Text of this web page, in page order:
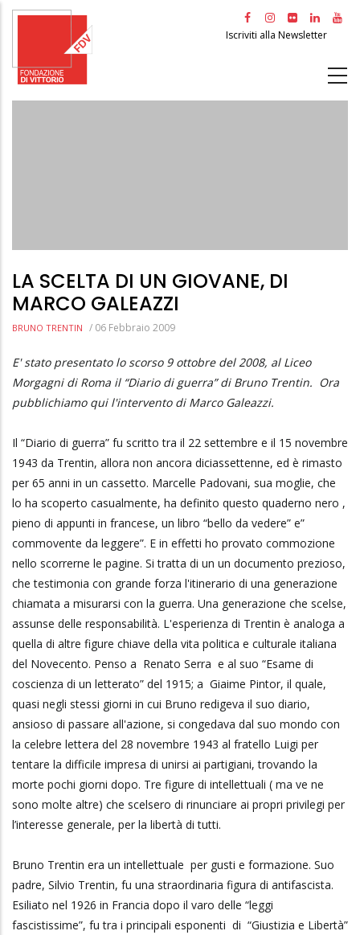
Salta
principale
Iscriviti alla Newsletter
LA SCELTA DI UN GIOVANE, DI
MARCO GALEAZZI
BRUNO TRENTIN / 06 Febbraio 2009
E' stato presentato lo scorso 9 ottobre del 2008, al Liceo
Morgagni di Roma il “Diario di guerra” di Bruno Trentin. Ora
pubblichiamo qui l'intervento di Marco Galeazzi.
Il “Diario di guerra” fu scritto tra il 22 settembre e il 15 novembre
1943 da Trentin, allora non ancora diciassettenne, ed è rimasto
per 65 anni in un cassetto. Marcelle Padovani, sua moglie, che
lo ha scoperto casualmente, ha definito questo quaderno nero ,
pieno di appunti in francese, un libro “bello da vedere” e”
commovente da leggere”. E in effetti ho provato commozione
nello scorrerne le pagine. Si tratta di un un documento prezioso,
che testimonia con grande forza l'itinerario di una generazione
chiamata a misurarsi con la guerra. Una generazione che scelse,
assunse delle responsabilità. L'esperienza di Trentin è analoga a
quella di altre figure chiave della vita politica e culturale italiana
del Novecento. Penso a Renato Serra e al suo “Esame di
coscienza di un letterato” del 1915; a Giaime Pintor, il quale,
quasi negli stessi giorni in cui Bruno redigeva il suo diario,
ansioso di passare all'azione, si congedava dal suo mondo con
la celebre lettera del 28 novembre 1943 al fratello Luigi per
tentare la difficile impresa di unirsi ai partigiani, trovando la
morte pochi giorni dopo. Tre figure di intellettuali ( ma ve ne
sono molte altre) che scelsero di rinunciare ai propri privilegi per
l’interesse generale, per la libertà di tutti.
Bruno Trentin era un intellettuale per gusti e formazione. Suo
padre, Silvio Trentin, fu una straordinaria figura di antifascista.
Esiliato nel 1926 in Francia dopo il varo delle “leggi
fascistissime”, fu tra i principali esponenti di “Giustizia e Libertà”